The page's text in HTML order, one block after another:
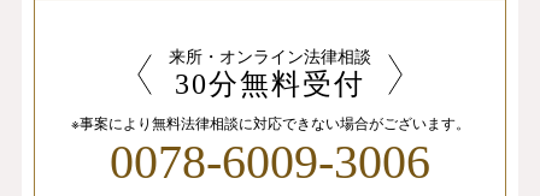
来所・オンライン法律相談
30分無料受付
※事案により無料法律相談に対応できない場合がございます。
0078-6009-3006